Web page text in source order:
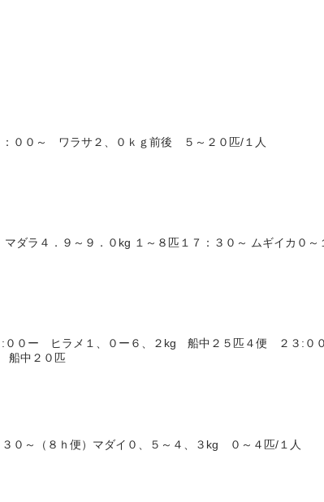
００～ ワラサ２、０ｋｇ前後 ５～２０匹/１人
ダラ４．９～９．０kg １～８匹１７：３０～ ムギイカ０～
００ー ヒラメ１、０ー６、２kg 船中２５匹４便 ２３:００
船中２０匹
０～（８ｈ便）マダイ０、５～４、３kg ０～４匹/１人